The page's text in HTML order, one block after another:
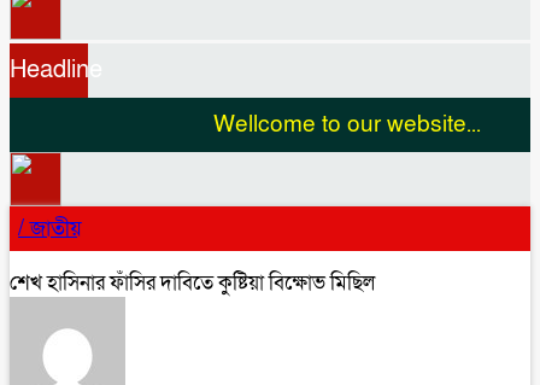
Headline
Wellcome to our website...
/জাতীয়
শেখ হাসিনার ফাঁসির দাবিতে কুষ্টিয়া বিক্ষোভ মিছিল